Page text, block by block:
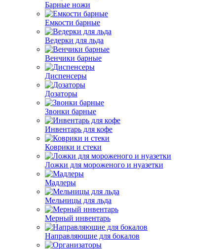
Барные ножи
Емкости барные
Ведерки для льда
Венчики барные
Диспенсеры
Дозаторы
Звонки барные
Инвентарь для кофе
Коврики и стеки
Ложки для мороженого и нуазетки
Мадлеры
Мельницы для льда
Мерный инвентарь
Направляющие для бокалов